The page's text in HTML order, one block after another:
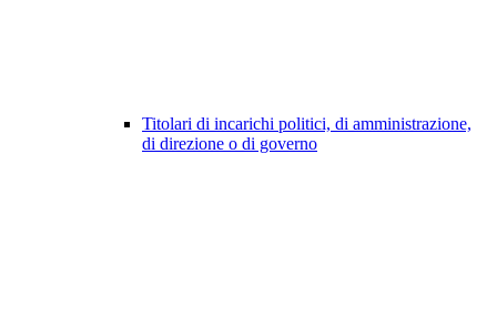
Titolari di incarichi politici, di amministrazione,
di direzione o di governo